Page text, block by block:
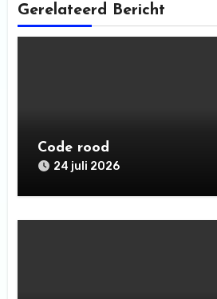
Gerelateerd Bericht
Code rood
24 juli 2026